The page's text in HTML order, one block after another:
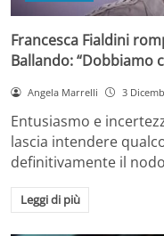
Francesca Fialdini
Ballando: “Dobbiamo
Angela Marrelli 3
Entusiasmo e
lascia intendere
definitivamente il
Leggi di più